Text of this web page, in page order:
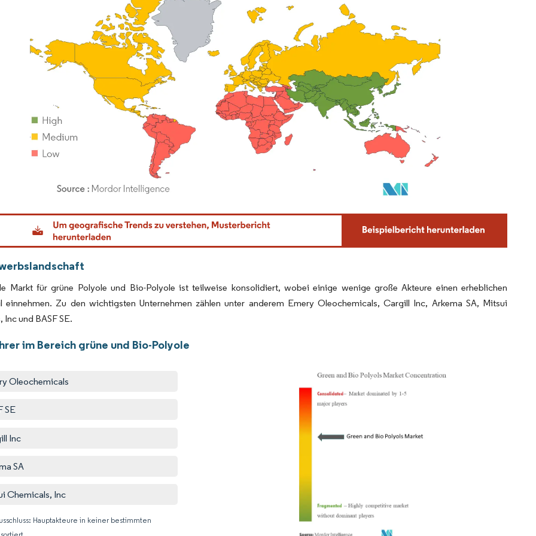
Intelligence. Wiederverwendung erfordert Namensnennung gemäß CC BY 4.0.
Markt für grüne Polyole und Bio-Polyole ist teilweise konsolidiert, wobei einige wenige große Akteure einen erheblichen
einnehmen. Zu den wichtigsten Unternehmen zählen unter anderem Emery Oleochemicals, Cargill Inc, Arkema SA, Mitsui
Inc und BASF SE.
im Bereich grüne und Bio-Polyole
Oleochemicals
SE
Inc
SA
Chemicals, Inc
Hauptakteure in keiner bestimmten